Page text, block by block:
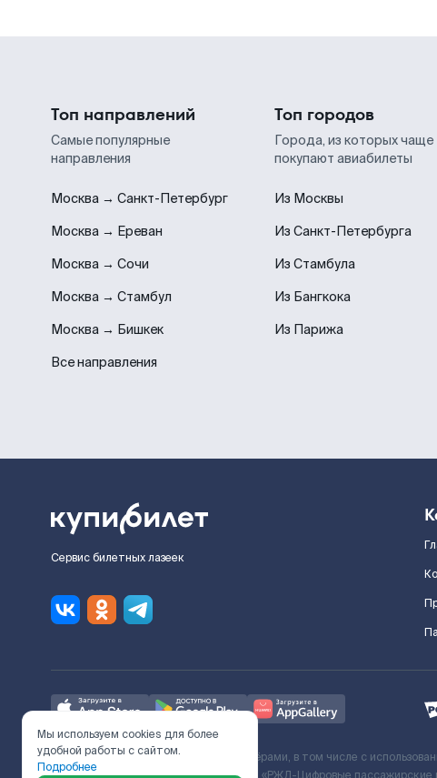
Топ направлений
Самые популярные
направления
Москва → Санкт-Петербург
Москва → Ереван
Москва → Сочи
Москва → Стамбул
Москва → Бишкек
Все направления
Топ городов
Города, из которых чаще
покупают авиабилеты
Из Москвы
Из Санкт-Петербурга
Из Стамбула
Из Бангкока
Из Парижа
Сервис билетных лазеек
Ж/Д билеты предоставляются партнёрами, в том числе с
Мы используем cookies для более
удобной работы с сайтом.
Подробнее